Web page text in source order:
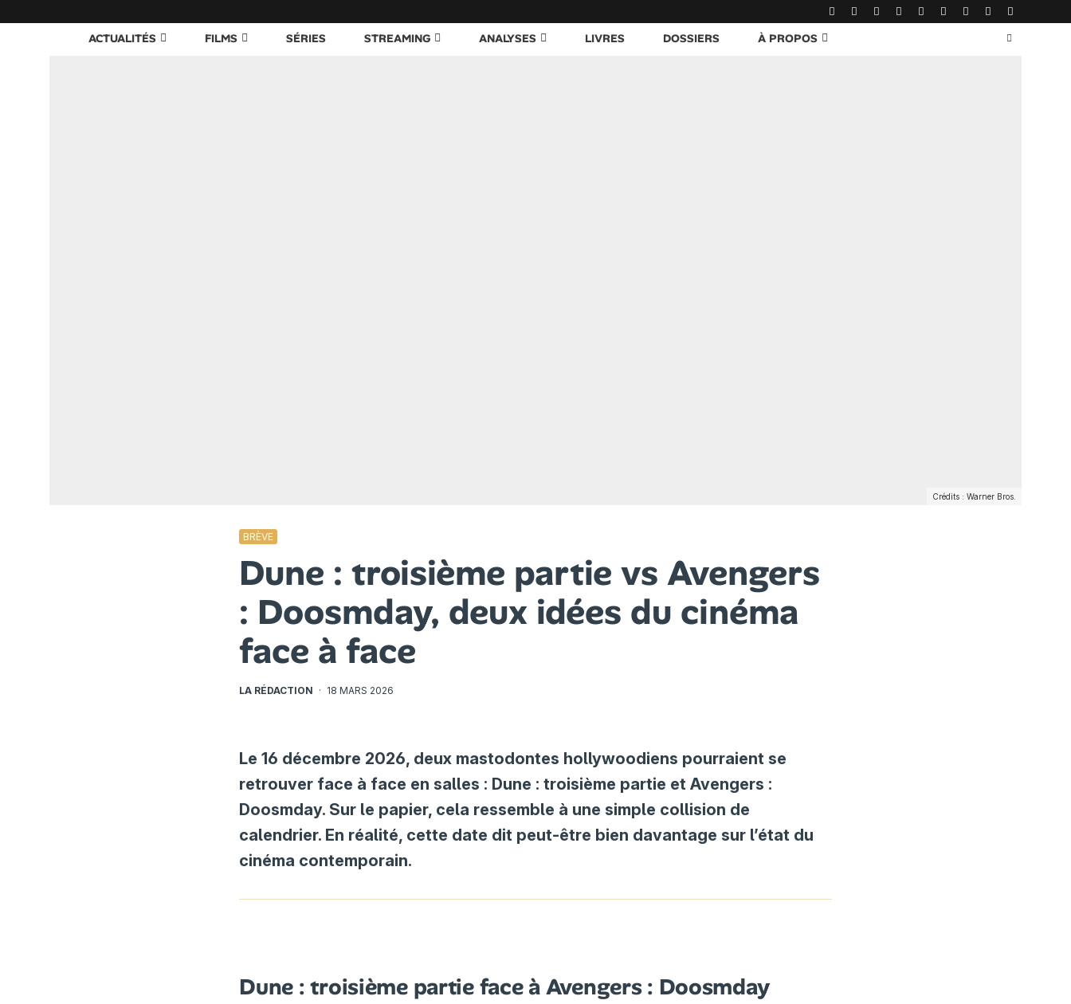
ACTUALITÉS FILMS SÉRIES STREAMING ANALYSES LIVRES DOSSIERS À PROPOS
Crédits : Warner Bros.
BRÈVE
Dune : troisième partie vs Avengers
: Doosmday, deux idées du cinéma
face à face
LA RÉDACTION · 18 MARS 2026
Le 16 décembre 2026, deux mastodontes hollywoodiens pourraient se
retrouver face à face en salles : Dune : troisième partie et Avengers :
Doosmday. Sur le papier, cela ressemble à une simple collision de
calendrier. En réalité, cette date dit peut-être bien davantage sur l’état du
cinéma contemporain.
Dune : troisième partie face à Avengers : Doosmday